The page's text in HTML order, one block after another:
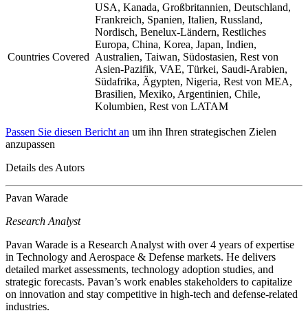
Countries Covered
USA, Kanada, Großbritannien, Deutschland,
Frankreich, Spanien, Italien, Russland,
Nordisch, Benelux-Ländern, Restliches
Europa, China, Korea, Japan, Indien,
Australien, Taiwan, Südostasien, Rest von
Asien-Pazifik, VAE, Türkei, Saudi-Arabien,
Südafrika, Ägypten, Nigeria, Rest von MEA,
Brasilien, Mexiko, Argentinien, Chile,
Kolumbien, Rest von LATAM
Passen Sie diesen Bericht an um ihn Ihren strategischen Zielen
anzupassen
Details des Autors
Pavan Warade
Research Analyst
Pavan Warade is a Research Analyst with over 4 years of expertise
in Technology and Aerospace & Defense markets. He delivers
detailed market assessments, technology adoption studies, and
strategic forecasts. Pavan’s work enables stakeholders to capitalize
on innovation and stay competitive in high-tech and defense-related
industries.